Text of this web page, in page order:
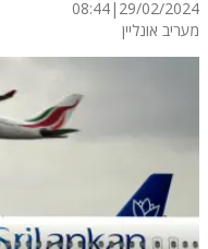
29/02/2024
|
08:44
מעריב אונליין